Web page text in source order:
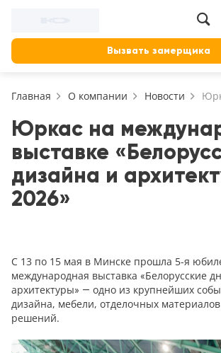
Вызвать замерщика
Главная О компании Новости
Юркас на
выставке
дизайна и
2026»
С 13 по 15 мая в Минске прошла 5-я
международная выставка «Белорусские
архитектуры» — одно из крупнейших
дизайна, мебели, отделочных
решений.